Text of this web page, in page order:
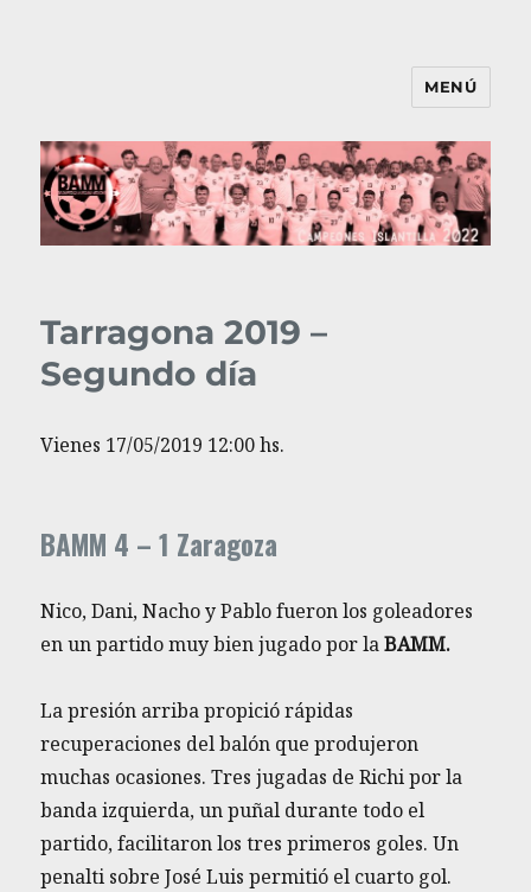
MENÚ
Tarragona 2019 –
Segundo día
Vienes 17/05/2019 12:00 hs.
BAMM 4 – 1 Zaragoza
Nico, Dani, Nacho y Pablo fueron los goleadores
en un partido muy bien jugado por laBAMM.
La presión arriba propició rápidas
recuperaciones del balón que produjeron
muchas ocasiones. Tres jugadas de Richi por la
banda izquierda, un puñal durante todo el
partido, facilitaron los tres primeros goles. Un
penalti sobre José Luis permitió el cuarto gol.